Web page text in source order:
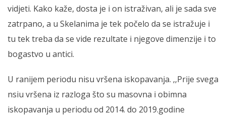
vidjeti. Kako kaže, dosta je i on istraživan, ali je sada sve
zatrpano, a u Skelanima je tek počelo da se istražuje i
tu tek treba da se vide rezultate i njegove dimenzije i to
bogastvo u antici.
U ranijem periodu nisu vršena iskopavanja. ‚‚Prije svega
nsiu vršena iz razloga što su masovna i obimna
iskopavanja u periodu od 2014. do 2019.godine